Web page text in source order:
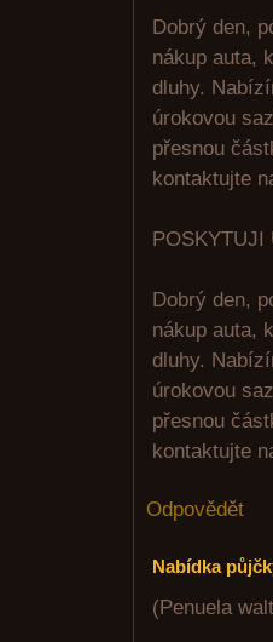
Dobrý den,
nákup auta,
dluhy.
úrokovou
přesnou
kontaktujte
POSKYTUJI
Dobrý den,
nákup auta,
dluhy.
úrokovou
přesnou
kontaktujte
Odpovědět
Nabídka
(Penuela